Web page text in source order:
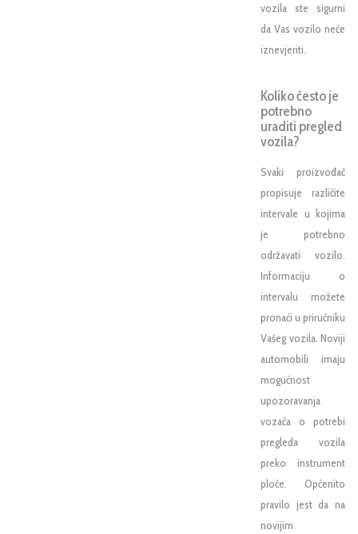
vozila ste sigurni
da Vas vozilo neće
iznevjeriti.
Koliko često je
potrebno
uraditi pregled
vozila?
Svaki proizvođač
propisuje različite
intervale u kojima
je potrebno
održavati vozilo.
Informaciju o
intervalu možete
pronaći u priručniku
Vašeg vozila. Noviji
automobili imaju
mogućnost
upozoravanja
vozača o potrebi
pregleda vozila
preko instrument
ploče. Općenito
pravilo jest da na
novijim